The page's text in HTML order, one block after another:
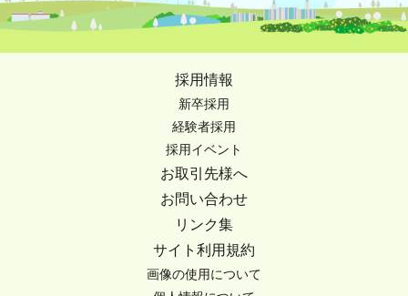
採用情報
新卒採用
経験者採用
採用イベント
お取引先様へ
お問い合わせ
リンク集
サイト利用規約
画像の使用について